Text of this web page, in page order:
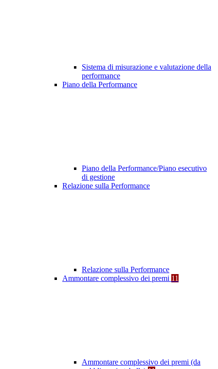
Sistema di misurazione e valutazione della
performance
Piano della Performance
Piano della Performance/Piano esecutivo
di gestione
Relazione sulla Performance
Relazione sulla Performance
Ammontare complessivo dei premi 11
Ammontare complessivo dei premi (da